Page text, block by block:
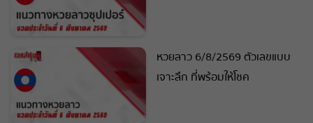
หวยลาว 6/8/2569 ตัวเลขแบบ
เจาะลึก ที่พร้อมให้โชค